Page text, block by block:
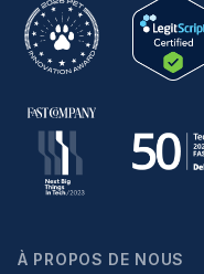
À PROPOS DE NOUS